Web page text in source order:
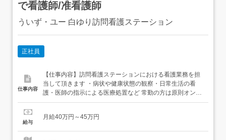
で看護師/准看護師
ういず・ユー 白ゆり訪問看護ステーション
正社員
仕事内容
【仕事内容】訪問看護ステーションにおける看護業務を担
当して頂きます ・病状や健康状態の観察・日常生活の看
護・医師の指示による医療処置など 常勤の方は原則オンコ
ールの対応がございますが、オンコールなしの相談可 【経
> 職場復帰やブランクある方歓迎! 主婦・子育てママ活躍す
給与
月給40万円～45万円